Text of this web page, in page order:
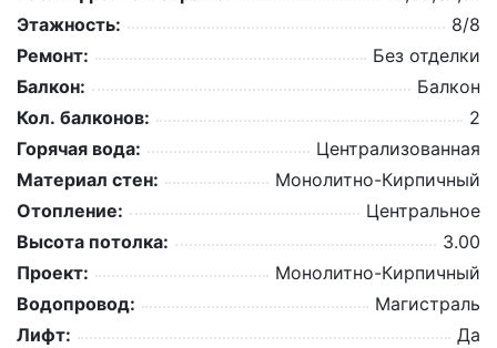
Этажность:
8/8
Ремонт:
Без отделки
Балкон:
Балкон
Кол. балконов:
2
Горячая вода:
Централизованная
Материал стен:
Монолитно-Кирпичный
Отопление:
Центральное
Высота потолка:
3.00
Проект:
Монолитно-Кирпичный
Водопровод:
Магистраль
Лифт:
Да